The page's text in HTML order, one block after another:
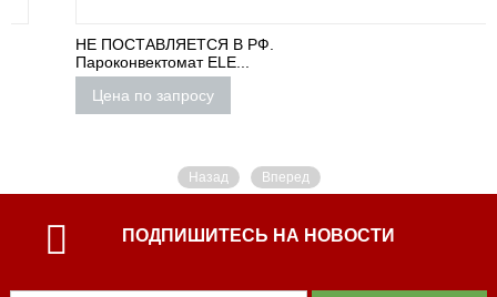
НЕ ПОСТАВЛЯЕТСЯ В РФ.
Пароконвектомат ELE...
Цена по запросу
Назад Вперед
ПОДПИШИТЕСЬ НА НОВОСТИ